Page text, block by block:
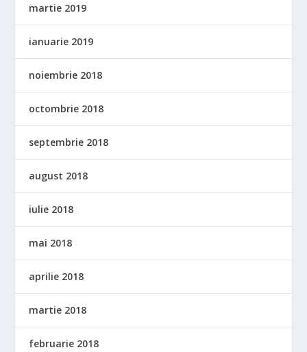
martie 2019
ianuarie 2019
noiembrie 2018
octombrie 2018
septembrie 2018
august 2018
iulie 2018
mai 2018
aprilie 2018
martie 2018
februarie 2018